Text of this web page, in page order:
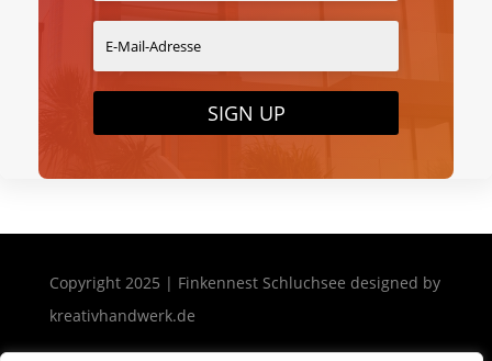
SIGN UP
Copyright 2025 | Finkennest Schluchsee designed by
kreativhandwerk.de